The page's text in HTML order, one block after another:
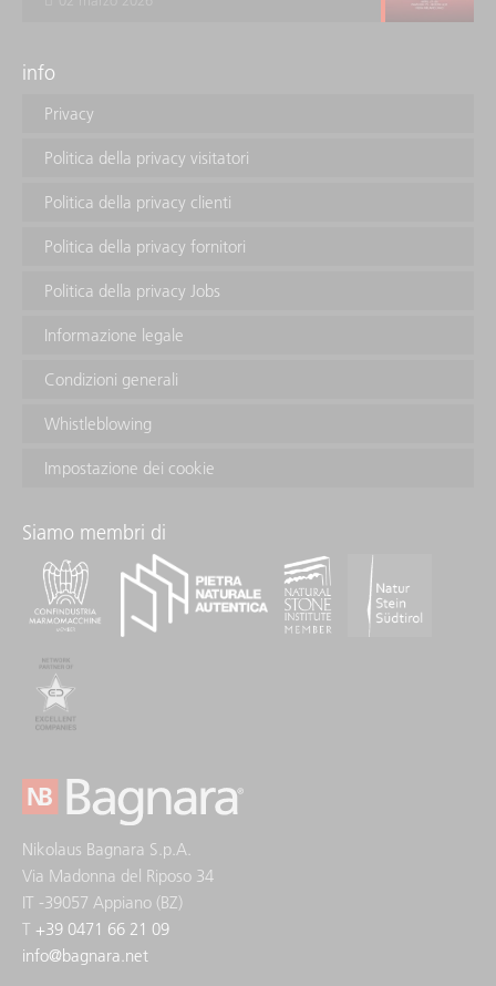
info
Privacy
Politica della privacy visitatori
Politica della privacy clienti
Politica della privacy fornitori
Politica della privacy Jobs
Informazione legale
Condizioni generali
Whistleblowing
Impostazione dei cookie
Siamo membri di
Nikolaus Bagnara S.p.A.
Via Madonna del Riposo 34
IT -39057 Appiano (BZ)
T +39 0471 66 21 09
info@bagnara.net